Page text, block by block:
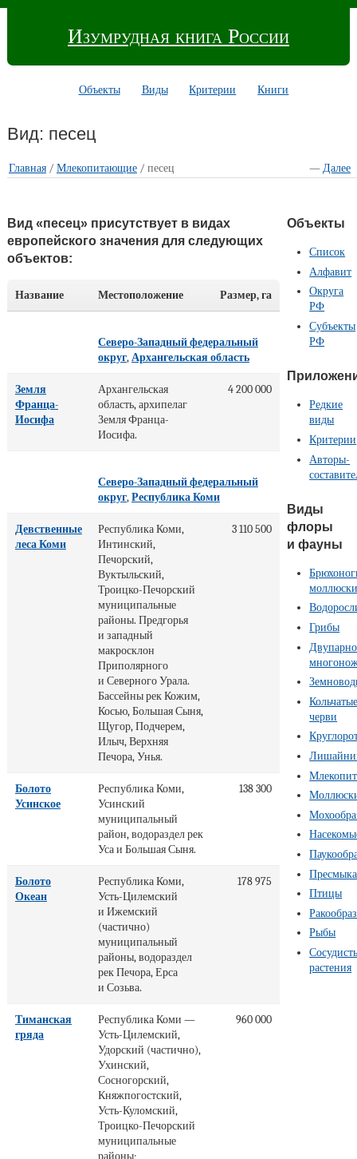
Изумрудная книга России
Объекты Виды Критерии Книги
Вид: песец
Главная/ —Далее
Млекопитающие/ песец
Вид «песец» присутствует в видах
европейского значения для следующих
объектов:
Название Местоположение Размер, га
Северо-Западный федеральный
округ,Архангельская область
Земля
Франца-
Иосифа
Архангельская
область, архипелаг
Земля Франца-
Иосифа.
4 200 000
Северо-Западный федеральный
округ,Республика Коми
Девственные
леса Коми
Республика Коми,
Интинский,
Печорский,
Вуктыльский,
Троицко-Печорский
муниципальные
районы. Предгорья
и западный
макросклон
Приполярного
и Северного Урала.
Бассейны рек Кожим,
Косью, Большая Сыня,
Щугор, Подчерем,
Илыч, Верхняя
Печора, Унья.
3 110 500
Болото
Усинское
Республика Коми,
Усинский
муниципальный
район, водораздел рек
Уса и Большая Сыня.
138 300
Болото
Океан
Республика Коми,
Усть-Цилемский
и Ижемский
(частично)
муниципальный
районы, водораздел
рек Печора, Ерса
и Созьва.
178 975
Тиманская
гряда
Республика Коми —
Усть-Цилемский,
Удорский (частично),
Ухинский,
Сосногорский,
Княжпогостский,
Усть-Куломский,
Троицко-Печорский
муниципальные
960 000
Объекты
Список
Алфавит
Округа
РФ
Субъекты
РФ
Редкие
виды
Критерии
Авторы-
Виды
флоры
и фауны
Грибы
черви
Птицы
Рыбы
растения